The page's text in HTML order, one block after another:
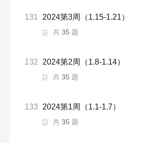
131 2024第3周（1.15-1.21）
共 35 题
132 2024第2周（1.8-1.14）
共 35 题
133 2024第1周（1.1-1.7）
共 35 题